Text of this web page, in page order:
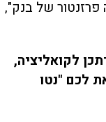
פרזנטור של בנק",
לקואליציה,
לכם "נטו